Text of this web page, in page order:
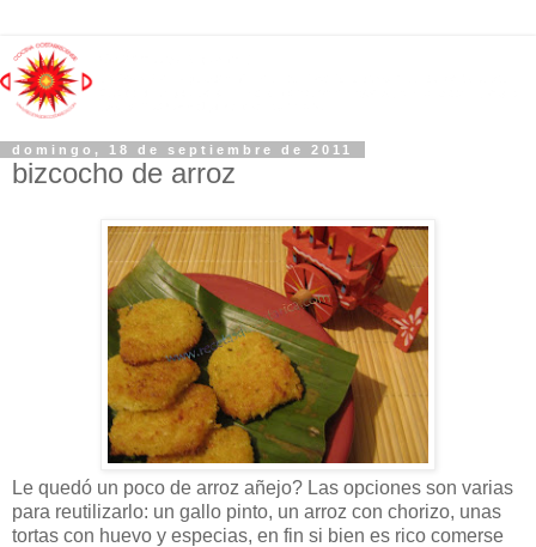
domingo, 18 de septiembre de 2011
bizcocho de arroz
Le quedó un poco de arroz añejo? Las opciones son varias
para reutilizarlo: un gallo pinto, un arroz con chorizo, unas
tortas con huevo y especias, en fin si bien es rico comerse